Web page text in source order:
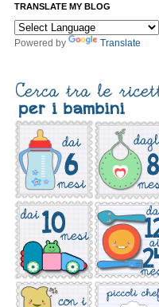
TRANSLATE MY BLOG
Powered by Translate